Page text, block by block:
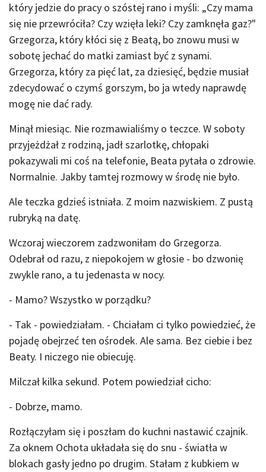
który jedzie do pracy o szóstej rano i myśli: „Czy mama
się nie przewróciła? Czy wzięła leki? Czy zamknęła gaz?"
Grzegorza, który kłóci się z Beatą, bo znowu musi w
sobotę jechać do matki zamiast być z synami.
Grzegorza, który za pięć lat, za dziesięć, będzie musiał
zdecydować o czymś gorszym, bo ja wtedy naprawdę
mogę nie dać rady.
Minął miesiąc. Nie rozmawialiśmy o teczce. W soboty
przyjeżdżał z rodziną, jadł szarlotkę, chłopaki
pokazywali mi coś na telefonie, Beata pytała o zdrowie.
Normalnie. Jakby tamtej rozmowy w środę nie było.
Ale teczka gdzieś istniała. Z moim nazwiskiem. Z pustą
rubryką na datę.
Wczoraj wieczorem zadzwoniłam do Grzegorza.
Odebrał od razu, z niepokojem w głosie - bo dzwonię
zwykle rano, a tu jedenasta w nocy.
- Mamo? Wszystko w porządku?
- Tak - powiedziałam. - Chciałam ci tylko powiedzieć, że
pojadę obejrzeć ten ośrodek. Ale sama. Bez ciebie i bez
Beaty. I niczego nie obiecuję.
Milczał kilka sekund. Potem powiedział cicho:
- Dobrze, mamo.
Rozłączyłam się i poszłam do kuchni nastawić czajnik.
Za oknem Ochota układała się do snu - światła w
blokach gasły jedno po drugim. Stałam z kubkiem w